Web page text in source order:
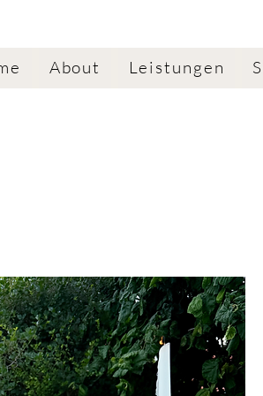
About Leistungen